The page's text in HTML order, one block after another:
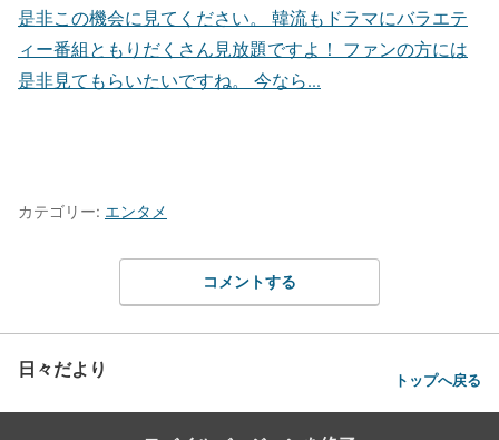
是非この機会に見てください。 韓流もドラマにバラエテ
ィー番組ともりだくさん見放題ですよ！ ファンの方には
是非見てもらいたいですね。 今なら...
カテゴリー: エンタメ
コメントする
日々だより トップへ戻る